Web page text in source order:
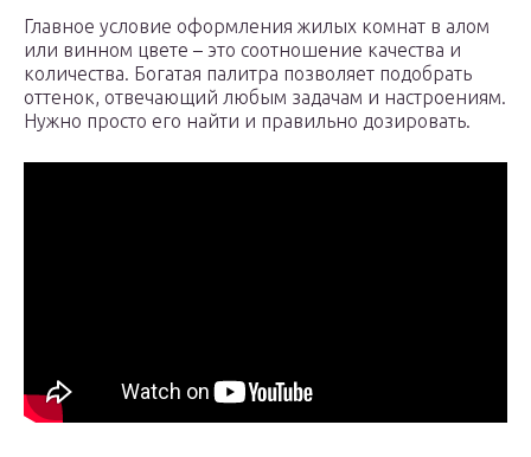
Главное условие оформления жилых комнат в алом
или винном цвете – это соотношение качества и
количества. Богатая палитра позволяет подобрать
оттенок, отвечающий любым задачам и настроениям.
Нужно просто его найти и правильно дозировать.